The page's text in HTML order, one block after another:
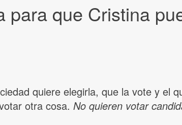
para que Cristina
quiere elegirla, que la vote y el
otra cosa. No quieren votar